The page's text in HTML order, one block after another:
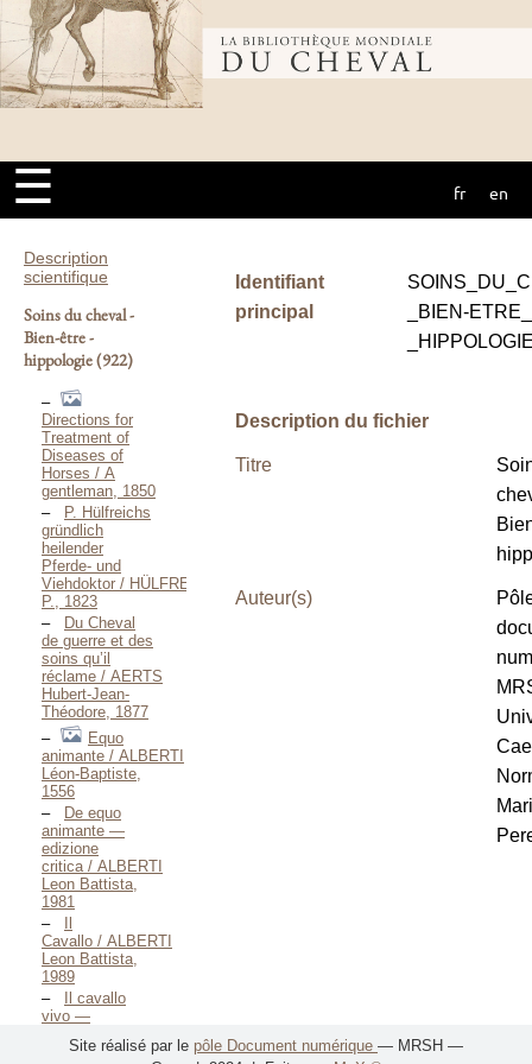
Bibliothèque
mondiale du
cheval
☰ fr en
Description
scientifique
Soins du cheval -
Bien-être -
hippologie(922)
Directions for
Treatment of
Diseases of
Horses / A
gentleman, 1850
P. Hülfreichs
gründlich
heilender
Pferde- und
Viehdoktor / HÜLFREICH
P., 1823
Du Cheval
de guerre et des
soins qu’il
réclame / AERTS
Hubert-Jean-
Théodore, 1877
Equo
animante / ALBERTI
Léon-Baptiste,
1556
De equo
animante —
edizione
critica / ALBERTI
Leon Battista,
1981
Cavallo / ALBERTI
Leon Battista,
1989
Il cavallo
vivo —
Leon Battista,
Identifiant
principal
_BIEN-
Description du fichier
Titre
Auteur(s)
Site réalisé par le pôle Document numérique — MRSH —